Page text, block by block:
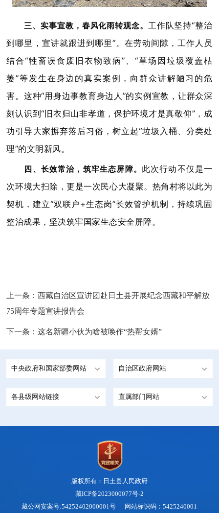
三、实事宣教，春风化雨转观念。 工作队坚持“整治
到哪里，宣讲就跟进到哪里”。在劳动间隙，工作人员
结合“牲畜误食废旧衣物致病”、“草场因垃圾覆盖枯
萎”等发生在身边的真实案例，向群众讲解陋习的危
害。这种“用身边事教育身边人”的实例宣教，让群众深
刻认识到“旧衣归山非孝道，保护环境才是真敬仰”，成
功引导大家摒弃落后习俗，树立起“垃圾入桶、分类处
理”的文明新风。
四、长效常治，筑牢生态屏障。 此次行动不仅是一
次环境大扫除，更是一次民心大凝聚。热角村将以此为
契机，建立“双联户+生态岗”长效管护机制，持续巩固
整治成果，坚决筑牢国家生态安全屏障。
上一条：西藏自治区宣讲团赴日土县开展纪念西藏和平解放
75周年专题宣讲报告会
下一条：这名新疆小伙为啥被唤作“热帮女婿”
中央政府和国家部委网站 自治区政府网站
各县级网站链接 直属部门网站
版权所有：日土县人民政府
藏ICP备2023000077号-2
藏公网安案号:54252402000001号 网站标识码：5425240001